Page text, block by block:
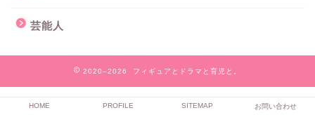
芸能人
2020–2026 フィギュアとドラマと育児と。
HOME PROFILE SITEMAP お問い合わせ